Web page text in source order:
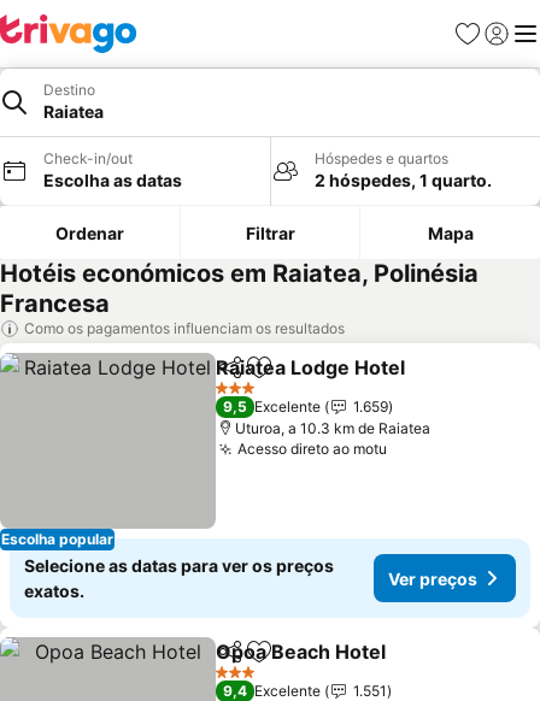
Favoritos
Iniciar
Destino
Raiatea
Check-in/out
Escolha as datas
Hóspedes e quartos
2 hóspedes, 1 quarto.
Ordenar Filtrar Mapa
Hotéis económicos em Raiatea, Polinésia
Francesa
Como os pagamentos influenciam os resultados
Escolha popular
PartilharAdicionar aos favoritos
Raiatea Lodge Hotel
3 Estrelas
9,5 Excelente
1.659
Uturoa, a 10.3 km de Raiatea
Acesso direto ao motu
Selecione as datas para ver os preços
exatos.
Ver preços
PartilharAdicionar aos favoritos
Opoa Beach Hotel
3 Estrelas
9,4 Excelente
1.551